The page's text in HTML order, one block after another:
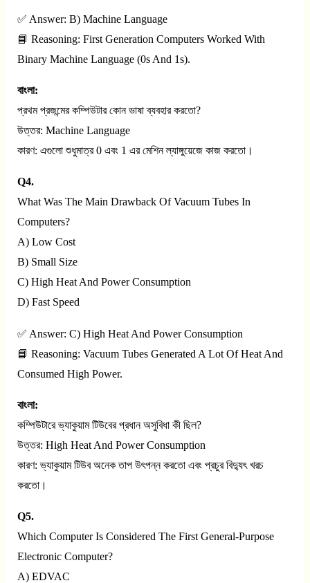
✅ Answer: B) Machine Language
📘 Reasoning: First Generation Computers Worked With
Binary Machine Language (0s And 1s).
বাংলা:
প্রথম প্রজন্মের কম্পিউটার কোন ভাষা ব্যবহার করতো?
উত্তর: Machine Language
কারণ: এগুলো শুধুমাত্র 0 এবং 1 এর মেশিন ল্যাঙ্গুয়েজে কাজ করতো।
Q4.
What Was The Main Drawback Of Vacuum Tubes In
Computers?
A) Low Cost
B) Small Size
C) High Heat And Power Consumption
D) Fast Speed
✅ Answer: C) High Heat And Power Consumption
📘 Reasoning: Vacuum Tubes Generated A Lot Of Heat And
Consumed High Power.
বাংলা:
কম্পিউটারে ভ্যাকুয়াম টিউবের প্রধান অসুবিধা কী ছিল?
উত্তর: High Heat And Power Consumption
কারণ: ভ্যাকুয়াম টিউব অনেক তাপ উৎপন্ন করতো এবং প্রচুর বিদ্যুৎ খরচ
করতো।
Q5.
Which Computer Is Considered The First General-Purpose
Electronic Computer?
A) EDVAC